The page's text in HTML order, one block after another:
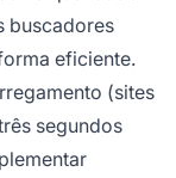
buscadores
eficiente.
(sites
segundos